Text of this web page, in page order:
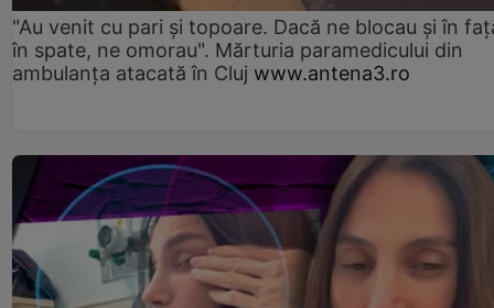
"Au venit cu pari și topoare. Dacă ne blocau şi în
în spate, ne omorau". Mărturia paramedicului din
ambulanţa atacată în Cluj www.antena3.ro